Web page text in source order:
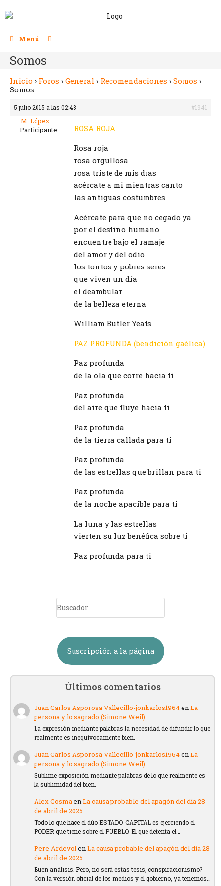
Menú
Somos
Inicio › Foros › General › Recomendaciones › Somos ›
Somos
5 julio 2015 a las 02:43 #1941
M. López
Participante
ROSA ROJA
Rosa roja
rosa orgullosa
rosa triste de mis días
acércate a mi mientras canto
las antiguas costumbres
Acércate para que no cegado ya
por el destino humano
encuentre bajo el ramaje
del amor y del odio
los tontos y pobres seres
que viven un día
el deambular
de la belleza eterna
William Butler Yeats
PAZ PROFUNDA (bendición gaélica)
Paz profunda
de la ola que corre hacia ti
Paz profunda
del aire que fluye hacia ti
Paz profunda
de la tierra callada para ti
Paz profunda
de las estrellas que brillan para ti
Paz profunda
de la noche apacible para ti
La luna y las estrellas
vierten su luz benéfica sobre ti
Paz profunda para ti
Suscripción a la página
Últimos comentarios
Juan Carlos Asporosa Vallecillo-jonkarlos1964enLa
persona y lo sagrado (Simone Weil)
La expresión mediante palabras la necesidad de difundir lo que
realmente es inequívocamente bien.
Juan Carlos Asporosa Vallecillo-jonkarlos1964enLa
persona y lo sagrado (Simone Weil)
Sublime exposición mediante palabras de lo que realmente es
la sublimidad del bien.
Alex CosmaenLa causa probable del apagón del día 28
de abril de 2025
Todo lo que hace el dúo ESTADO-CAPITAL es ejerciendo el
PODER que tiene sobre el PUEBLO. El que detenta el…
Pere ArdevolenLa causa probable del apagón del día 28
de abril de 2025
Buen análisis. Pero, no será estas tesis, conspiracionismo?
Con la versión oficial de los medios y el gobierno, ya tenemos…